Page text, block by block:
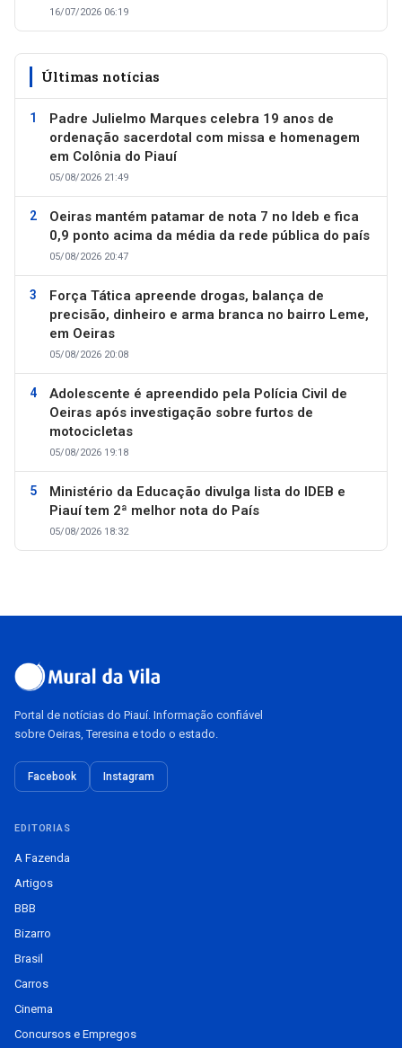
16/07/2026 06:19
Últimas notícias
Padre Julielmo Marques celebra 19 anos de
ordenação sacerdotal com missa e homenagem
em Colônia do Piauí
05/08/2026 21:49
Oeiras mantém patamar de nota 7 no Ideb e fica
0,9 ponto acima da média da rede pública do país
05/08/2026 20:47
Força Tática apreende drogas, balança de
precisão, dinheiro e arma branca no bairro Leme,
em Oeiras
05/08/2026 20:08
Adolescente é apreendido pela Polícia Civil de
Oeiras após investigação sobre furtos de
motocicletas
05/08/2026 19:18
Ministério da Educação divulga lista do IDEB e
Piauí tem 2ª melhor nota do País
05/08/2026 18:32
Portal de notícias do Piauí. Informação confiável
sobre Oeiras, Teresina e todo o estado.
Facebook Instagram
EDITORIAS
A Fazenda
Artigos
BBB
Bizarro
Brasil
Carros
Cinema
Concursos e Empregos